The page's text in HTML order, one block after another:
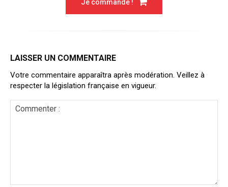
Je commande !
LAISSER UN COMMENTAIRE
Votre commentaire apparaîtra après modération. Veillez à
respecter la législation française en vigueur.